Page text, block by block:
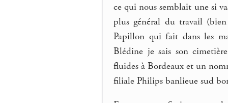
ce qui nous semblait une si
plus général du travail
Papillon qui fait dans les
Blédine je sais son
fluides à Bordeaux et un
filiale Philips banlieue sud